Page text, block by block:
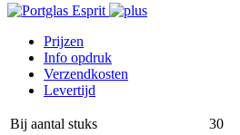
Prijzen
Info opdruk
Verzendkosten
Levertijd
Bij aantal stuks 30